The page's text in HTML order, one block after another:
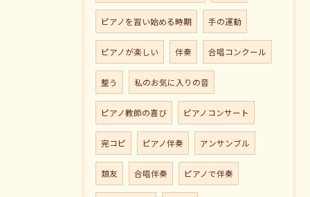
ピアノを習い始める時期 手の運動
ピアノが楽しい 伴奏 合唱コンクール
整う 私のお気に入りの音
ピアノ教師の喜び ピアノコンサート
完コピ ピアノ伴奏 アンサンブル
類友 合唱伴奏 ピアノで伴奏